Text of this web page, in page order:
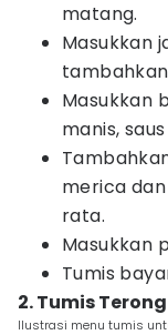
matang.
Masukkan
Masukkan
manis,
merica
rata.
Masukkan
Tumis
2. Tumis
Ilustrasi menu tumis